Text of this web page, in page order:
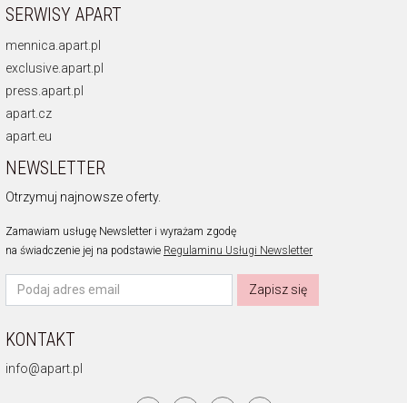
SERWISY APART
mennica.apart.pl
exclusive.apart.pl
press.apart.pl
apart.cz
apart.eu
NEWSLETTER
Otrzymuj najnowsze oferty.
Zamawiam usługę Newsletter i wyrażam zgodę
na świadczenie jej na podstawie Regulaminu Usługi Newsletter
Zapisz się
KONTAKT
info@apart.pl